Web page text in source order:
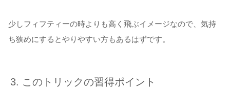
少しフィフティーの時よりも高く飛ぶイメージなので、気持
ち狭めにするとやりやすい方もあるはずです。
このトリックの習得ポイント